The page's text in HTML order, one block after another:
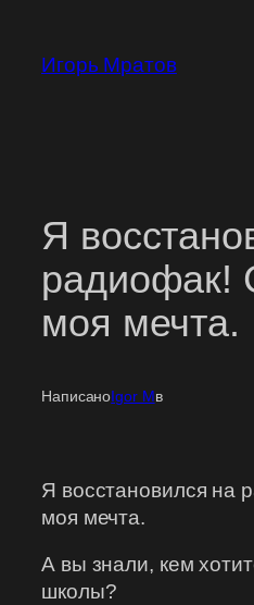
содержимому
Игорь Мратов
Я
радиофак!
моя
НаписаноIgor Mв
Я восстановился на
моя мечта.
А вы знали, кем
школы?